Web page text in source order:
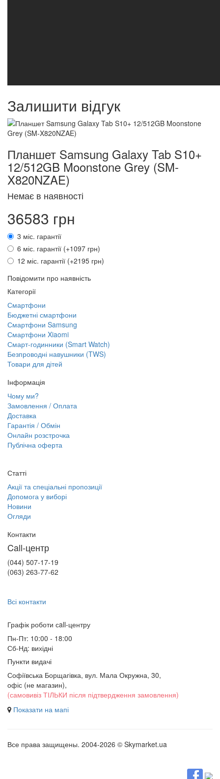
Залишити відгук
Планшет Samsung Galaxy Tab S10+
12/512GB Moonstone Grey (SM-
X820NZAE)
Немає в наявності
36583 грн
3 міс. гарантії
6 міс. гарантії (+1097 грн)
12 міс. гарантії (+2195 грн)
Повідомити про наявність
Категорії
Смартфони
Бюджетні смартфони
Смартфони Samsung
Смартфони Xiaomi
Смарт-годинники (Smart Watch)
Безпроводні навушники (TWS)
Товари для дітей
Інформація
Чому ми?
Замовлення / Оплата
Доставка
Гарантія / Обмін
Онлайн розстрочка
Публічна оферта
Статті
Акції та спеціальні пропозиції
Допомога у виборі
Новини
Огляди
Контакти
Call-центр
(044) 507-17-19
(063) 263-77-62
Всі контакти
Графік роботи сall-центру
Пн-Пт: 10:00 - 18:00
Сб-Нд: вихідні
Пункти видачі
Софіївська Борщагівка, вул. Мала Окружна, 30,
офіс (не магазин),
(самовивіз ТІЛЬКИ після підтвердження замовлення)
Показати на мапі
Все права защищены. 2004-2026 © Skymarket.ua